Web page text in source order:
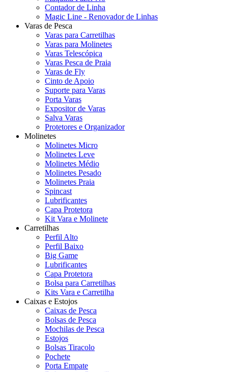
Contador de Linha
Magic Line - Renovador de Linhas
Varas de Pesca
Varas para Carretilhas
Varas para Molinetes
Varas Telescópica
Varas Pesca de Praia
Varas de Fly
Cinto de Apoio
Suporte para Varas
Porta Varas
Expositor de Varas
Salva Varas
Protetores e Organizador
Molinetes
Molinetes Micro
Molinetes Leve
Molinetes Médio
Molinetes Pesado
Molinetes Praia
Spincast
Lubrificantes
Capa Protetora
Kit Vara e Molinete
Carretilhas
Perfil Alto
Perfil Baixo
Big Game
Lubrificantes
Capa Protetora
Bolsa para Carretilhas
Kits Vara e Carretilha
Caixas e Estojos
Caixas de Pesca
Bolsas de Pesca
Mochilas de Pesca
Estojos
Bolsas Tiracolo
Pochete
Porta Empate